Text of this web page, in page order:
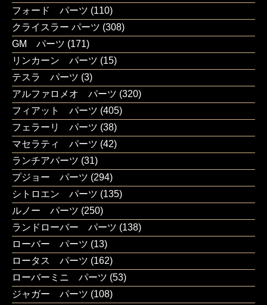
フォード パーツ (110)
クライスラー パーツ (308)
GM パーツ (171)
リンカーン パーツ (15)
テスラ パーツ (3)
アルファロメオ パーツ (320)
フィアット パーツ (405)
フェラーリ パーツ (38)
マセラティ パーツ (42)
ランチアパーツ (31)
プジョー パーツ (294)
シトロエン パーツ (135)
ルノー パーツ (250)
ランドローバー パーツ (138)
ローバー パーツ (13)
ロータス パーツ (162)
ローバーミニ パーツ (53)
ジャガー パーツ (108)